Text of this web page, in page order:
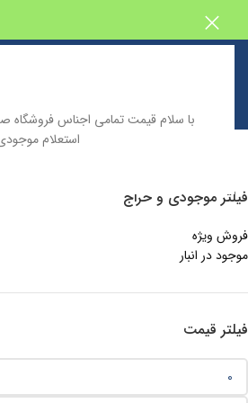
با سلام قیمت تمامی اجناس
استعلام موجودی و اطلاع
فروشگاه اینترنتی پیش بین
فیلتر موجودی و حراج
فروش ویژه
موجود در انبار
فیلتر قیمت